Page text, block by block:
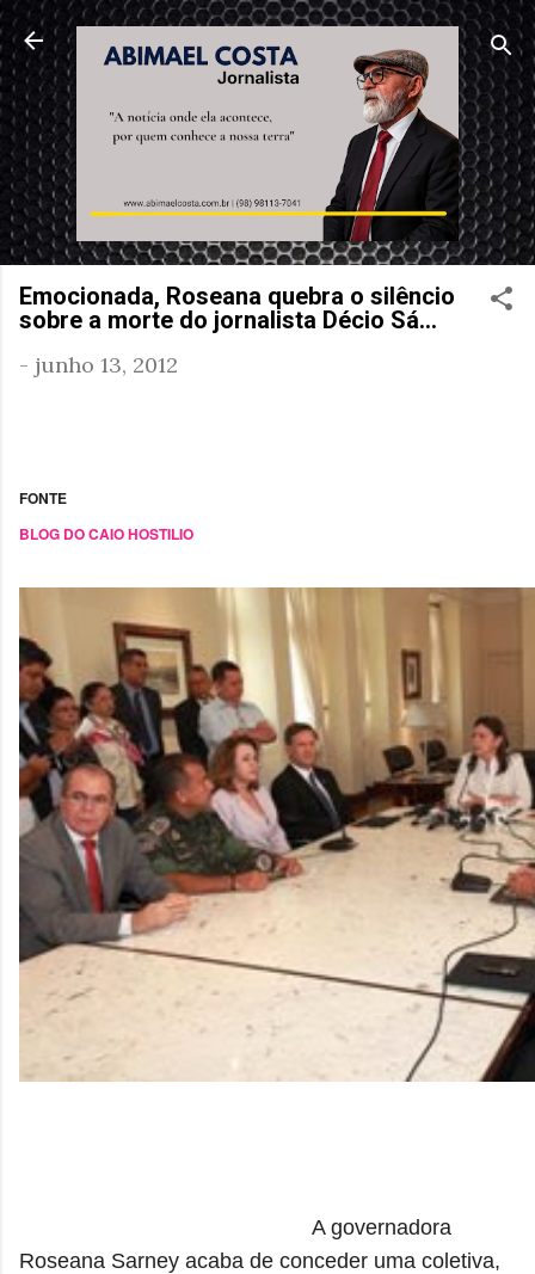
Pular para o conteúdo
Emocionada, Roseana quebra o silêncio
sobre a morte do jornalista Décio Sá…
- junho 13, 2012
FONTE
BLOG DO CAIO HOSTILIO
A governadora
Roseana Sarney acaba de conceder uma coletiva,